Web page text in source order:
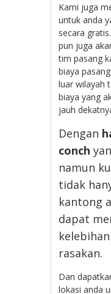
Kami juga
untuk anda
secara
pun juga
tim pasang
biaya
luar wilayah
biaya yang
jauh
Dengan
conch
namun
tidak
kantong
dapat
rasakan.
Dan
lokasi anda